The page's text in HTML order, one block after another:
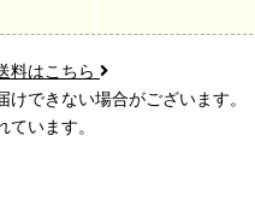
料はこちら
できない場合がございます。
います。